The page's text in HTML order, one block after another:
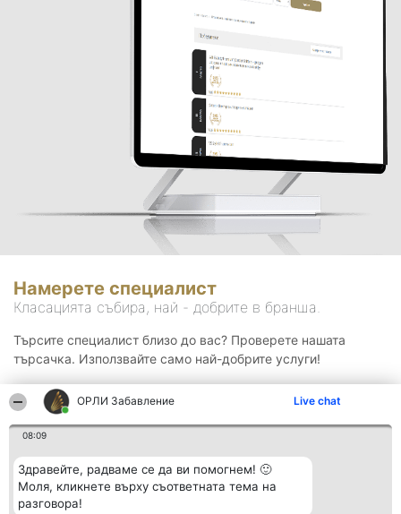
ОРЛИ Забавление Live chat
08:09
Здравейте, радваме се да ви помогнем! 🙂
Моля, кликнете върху съответната тема на
разговора!
Намерете специалист
Класацията събира, най - добрите в бранша.
Търсите специалист близо до вас? Проверете нашата
търсачка. Използвайте само най-добрите услуги!